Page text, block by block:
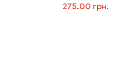
275.00 грн.